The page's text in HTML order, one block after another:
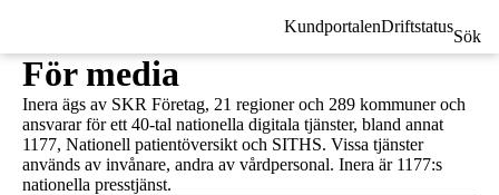
KundportalenDriftstatus
Sök
För media
Inera ägs av SKR Företag, 21 regioner och 289 kommuner och
ansvarar för ett 40-tal nationella digitala tjänster, bland annat
1177, Nationell patientöversikt och SITHS. Vissa tjänster
används av invånare, andra av vårdpersonal. Inera är 1177:s
nationella presstjänst.